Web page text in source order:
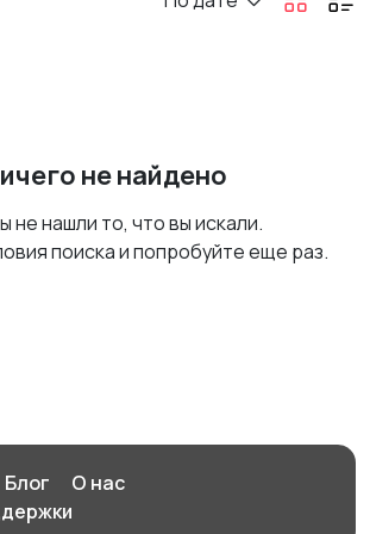
не найдено
не нашли то, что вы искали.
поиска и попробуйте еще раз.
Блог
О нас